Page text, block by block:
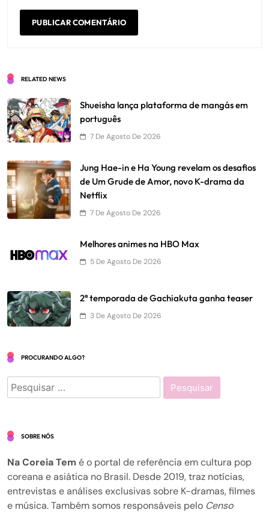
RELATED NEWS
Shueisha lança plataforma de mangás em
português
7 De Agosto De 2026
Jung Hae-in e Ha Young revelam os desafios
de Um Grude de Amor, novo K-drama da
Netflix
7 De Agosto De 2026
Melhores animes na HBO Max
5 De Agosto De 2026
2ª temporada de Gachiakuta ganha teaser
3 De Agosto De 2026
PROCURANDO ALGO?
Pesquisar
por:
SOBRE NÓS
Na Coreia Tem é o portal de referência em cultura pop
coreana e asiática no Brasil. Desde 2019, traz notícias,
entrevistas e análises exclusivas sobre K-dramas, filmes
e música. Também somos responsáveis pelo Censo